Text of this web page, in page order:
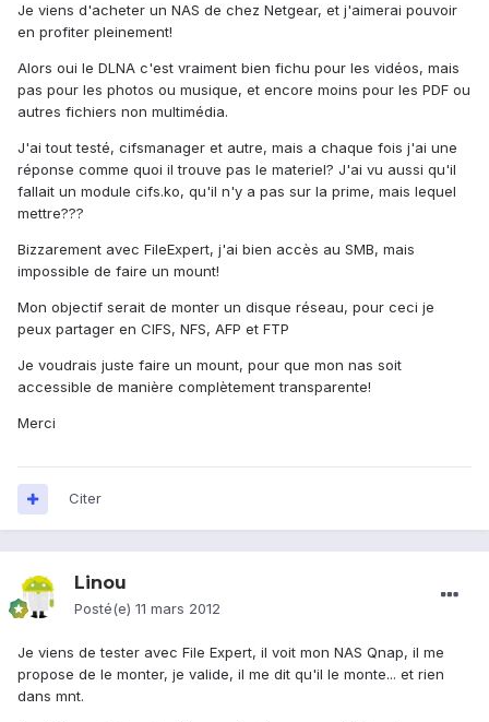
Je viens d'acheter un NAS de chez Netgear, et j'aimerai pouvoir
en profiter pleinement!
Alors oui le DLNA c'est vraiment bien fichu pour les vidéos, mais
pas pour les photos ou musique, et encore moins pour les PDF ou
autres fichiers non multimédia.
J'ai tout testé, cifsmanager et autre, mais a chaque fois j'ai une
réponse comme quoi il trouve pas le materiel? J'ai vu aussi qu'il
fallait un module cifs.ko, qu'il n'y a pas sur la prime, mais lequel
mettre???
Bizzarement avec FileExpert, j'ai bien accès au SMB, mais
impossible de faire un mount!
Mon objectif serait de monter un disque réseau, pour ceci je
peux partager en CIFS, NFS, AFP et FTP
Je voudrais juste faire un mount, pour que mon nas soit
accessible de manière complètement transparente!
Merci
Citer
Linou
Posté(e) 11 mars 2012
Je viens de tester avec File Expert, il voit mon NAS Qnap, il me
propose de le monter, je valide, il me dit qu'il le monte... et rien
dans mnt.